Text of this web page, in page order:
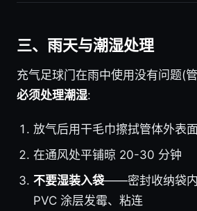
三、雨天与潮湿处理
充气足球门在雨中使用没有问题(
必须处理潮湿:
放气后用干毛巾擦拭管体外表
在通风处平铺晾 20-30 分钟
不要湿装入袋——密封收纳袋
PVC 涂层发霉、粘连